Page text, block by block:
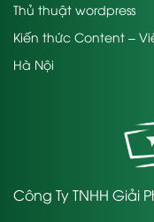
Thủ thuật wordpress
Kiến thức Content –
Hà Nội
Công Ty TNHH Giải